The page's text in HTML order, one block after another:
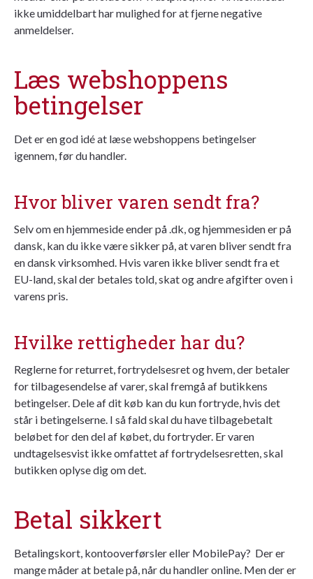
ikke umiddelbart har mulighed for at fjerne negative
anmeldelser.
Læs webshoppens
betingelser
Det er en god idé at læse webshoppens betingelser
igennem, før du handler.
Hvor bliver varen sendt fra?
Selv om en hjemmeside ender på .dk, og hjemmesiden er på
dansk, kan du ikke være sikker på, at varen bliver sendt fra
en dansk virksomhed. Hvis varen ikke bliver sendt fra et
EU-land, skal der betales told, skat og andre afgifter oven i
varens pris.
Hvilke rettigheder har du?
Reglerne for returret, fortrydelsesret og hvem, der betaler
for tilbagesendelse af varer, skal fremgå af butikkens
betingelser. Dele af dit køb kan du kun fortryde, hvis det
står i betingelserne. I så fald skal du have tilbagebetalt
beløbet for den del af købet, du fortryder. Er varen
undtagelsesvist ikke omfattet af fortrydelsesretten, skal
butikken oplyse dig om det.
Betal sikkert
Betalingskort, kontooverførsler eller MobilePay? Der er
mange måder at betale på, når du handler online. Men der er